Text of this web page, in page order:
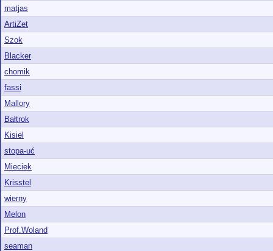
matjas
ArtiZet
Szok
Blacker
chomik
fassi
Mallory
Bałtrok
Kisiel
stopa-uć
Mieciek
Krisstel
wierny
Melon
Prof.Woland
seaman